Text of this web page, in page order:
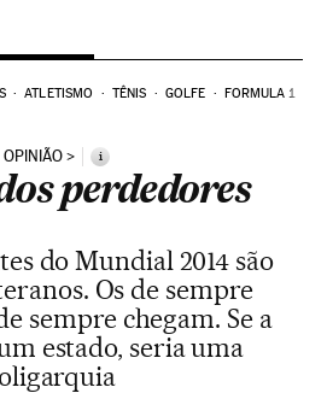
ATLETISMO TÊNIS GOLFE FORMULA 1
OPINIÃO i
perdedores
do Mundial 2014 são
Os de sempre
sempre chegam. Se a
estado, seria uma
oligarquia